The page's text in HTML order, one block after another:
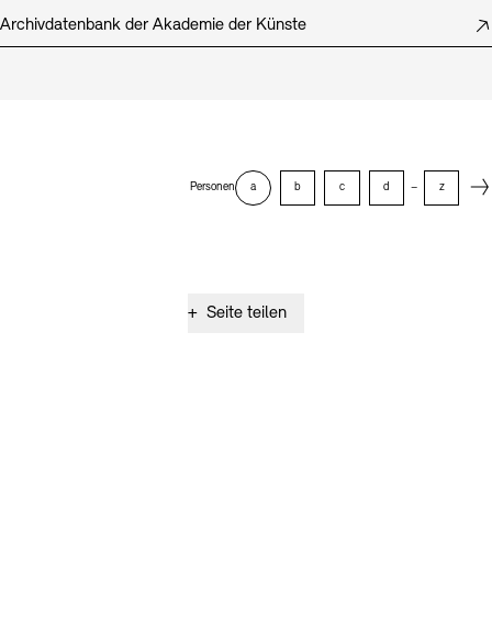
Archivdatenbank der Akademie der Künste
Personen a b c d – z
+ Seite teilen